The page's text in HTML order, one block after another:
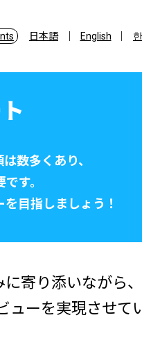
日本語 English
数多くあり、
す。
目指しましょう！
寄り添いながら、
ーを実現させて